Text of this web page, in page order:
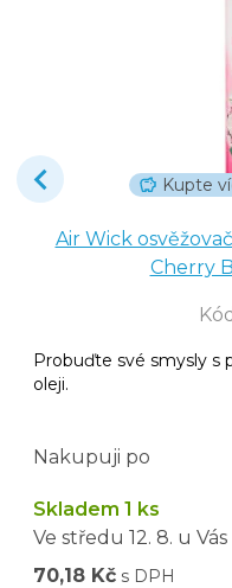
Kupte
Air Wick
Cherry
Kód
Probuďte své smysly s
oleji.
Nakupuji po
Skladem 1 ks
Ve středu 12. 8. u Vás
70,18 Kč s DPH